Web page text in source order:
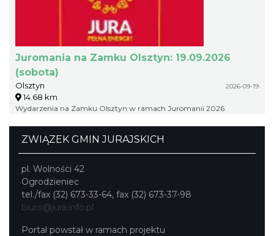
Juromania na Zamku Olsztyn: 19.09.2026
(sobota)
Olsztyn 2026-09-19
14.68 km
Wydarzenia na Zamku Olsztyn w ramach Juromanii 2026.
ZWIĄZEK GMIN JURAJSKICH
pl. Wolności 42
Ogrodzieniec
tel./fax (32) 673-33-64, fax (32) 673-37-98
biuro@jura.info.pl
Portal powstał w ramach projektu